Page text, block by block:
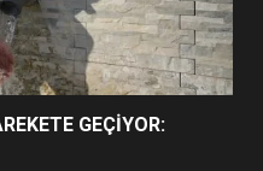
TÜRK BAHARATI
ETTİ?
GEÇİYOR: